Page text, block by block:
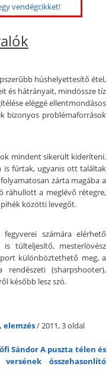
vendégcikket!
húshelyettesítő étel,
és hátrányait, mindössze tíz
eléggé ellentmondásos
bizonyos problémaforrások
mindent sikerült kideríteni.
is fúrtak, ugyanis ott találtak
zárta magába a
ráhullott a meglévő rétegre,
közötti levegőt.
számára elérhető
túlteljesítő, mesterlövész
különböztethető meg, a
(sharpshooter),
később lesz szó.
elemzés/ 2011, 3 oldal
Sándor A puszta télen és
összehasonlító